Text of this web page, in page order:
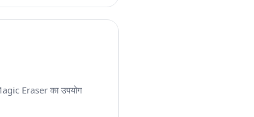
Eraser का उपयोग